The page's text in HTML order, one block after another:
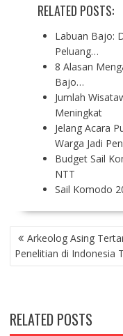
RELATED POSTS:
Labuan Bajo:
Peluang…
8 Alasan
Bajo…
Jumlah
Meningkat
Jelang Acara
Warga Jadi
Budget Sail
NTT
Sail Komodo
P
O
S
A
V
Arkeolog Asing
Penelitian di Indonesia
RELATED POSTS